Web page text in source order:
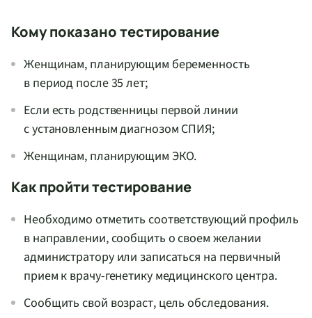
Кому показано тестирование
Женщинам, планирующим беременность
в период после 35 лет;
Если есть родственницы первой линии
с установленным диагнозом СПИЯ;
Женщинам, планирующим ЭКО.
Как пройти тестирование
Необходимо отметить соответствующий профиль
в направлении, сообщить о своем желании
администратору или записаться на первичный
прием к врачу-генетику медицинского центра.
Сообщить свой возраст, цель обследования.